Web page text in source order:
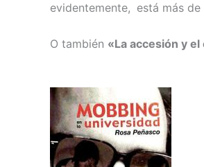
evidentemente, está más
O también «La accesión y